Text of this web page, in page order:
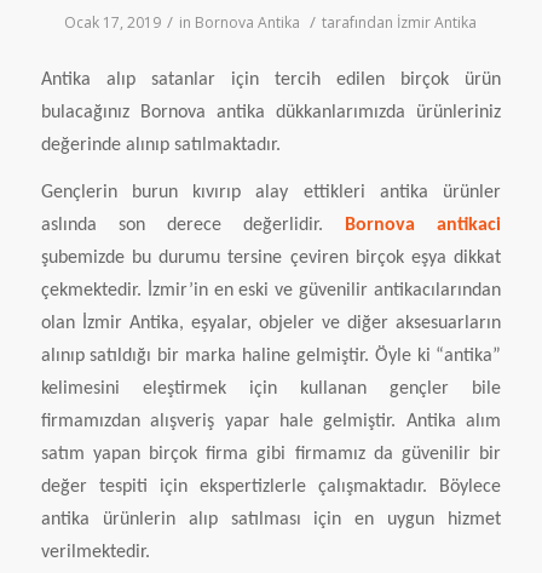
Ocak 17, 2019 / in Bornova Antika / tarafından İzmir Antika
Antika alıp satanlar için tercih edilen birçok ürün
bulacağınız Bornova antika dükkanlarımızda ürünleriniz
değerinde alınıp satılmaktadır.
Gençlerin burun kıvırıp alay ettikleri antika ürünler
aslında son derece değerlidir. Bornova antikaci
şubemizde bu durumu tersine çeviren birçok eşya dikkat
çekmektedir. İzmir’in en eski ve güvenilir antikacılarından
olan İzmir Antika, eşyalar, objeler ve diğer aksesuarların
alınıp satıldığı bir marka haline gelmiştir. Öyle ki “antika”
kelimesini eleştirmek için kullanan gençler bile
firmamızdan alışveriş yapar hale gelmiştir. Antika alım
satım yapan birçok firma gibi firmamız da güvenilir bir
değer tespiti için ekspertizlerle çalışmaktadır. Böylece
antika ürünlerin alıp satılması için en uygun hizmet
verilmektedir.